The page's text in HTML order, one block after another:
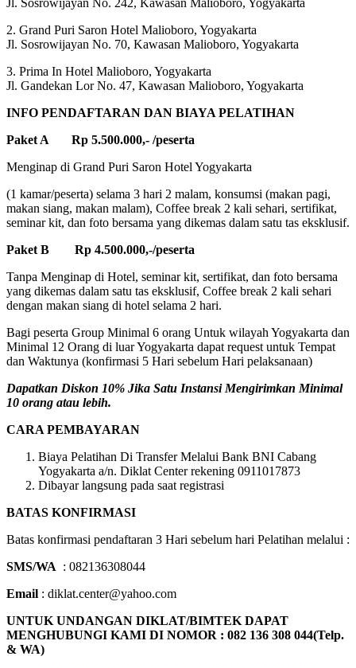
2. Grand Puri Saron Hotel Malioboro, Yogyakarta
Jl. Sosrowijayan No. 70, Kawasan Malioboro, Yogyakarta
3. Prima In Hotel Malioboro, Yogyakarta
Jl. Gandekan Lor No. 47, Kawasan Malioboro, Yogyakarta
INFO PENDAFTARAN DAN BIAYA PELATIHAN
Paket A Rp 5.500.000,- /peserta
Menginap di Grand Puri Saron Hotel Yogyakarta
(1 kamar/peserta) selama 3 hari 2 malam, konsumsi (makan pagi,
makan siang, makan malam), Coffee break 2 kali sehari, sertifikat,
seminar kit, dan foto bersama yang dikemas dalam satu tas eksklusif.
Paket B Rp 4.500.000,-/peserta
Tanpa Menginap di Hotel, seminar kit, sertifikat, dan foto bersama
yang dikemas dalam satu tas eksklusif, Coffee break 2 kali sehari
dengan makan siang di hotel selama 2 hari.
Bagi peserta Group Minimal 6 orang Untuk wilayah Yogyakarta dan
Minimal 12 Orang di luar Yogyakarta dapat request untuk Tempat
dan Waktunya (konfirmasi 5 Hari sebelum Hari pelaksanaan)
Dapatkan Diskon 10% Jika Satu Instansi Mengirimkan Minimal
10 orang atau lebih.
CARA PEMBAYARAN
Biaya Pelatihan Di Transfer Melalui Bank BNI Cabang
Yogyakarta a/n. Diklat Center rekening 0911017873
Dibayar langsung pada saat registrasi
BATAS KONFIRMASI
Batas konfirmasi pendaftaran 3 Hari sebelum hari Pelatihan melalui :
SMS/WA : 082136308044
Email : diklat.center@yahoo.com
UNTUK UNDANGAN DIKLAT/BIMTEK DAPAT
MENGHUBUNGI KAMI DI NOMOR : 082 136 308 044(Telp.
& WA)